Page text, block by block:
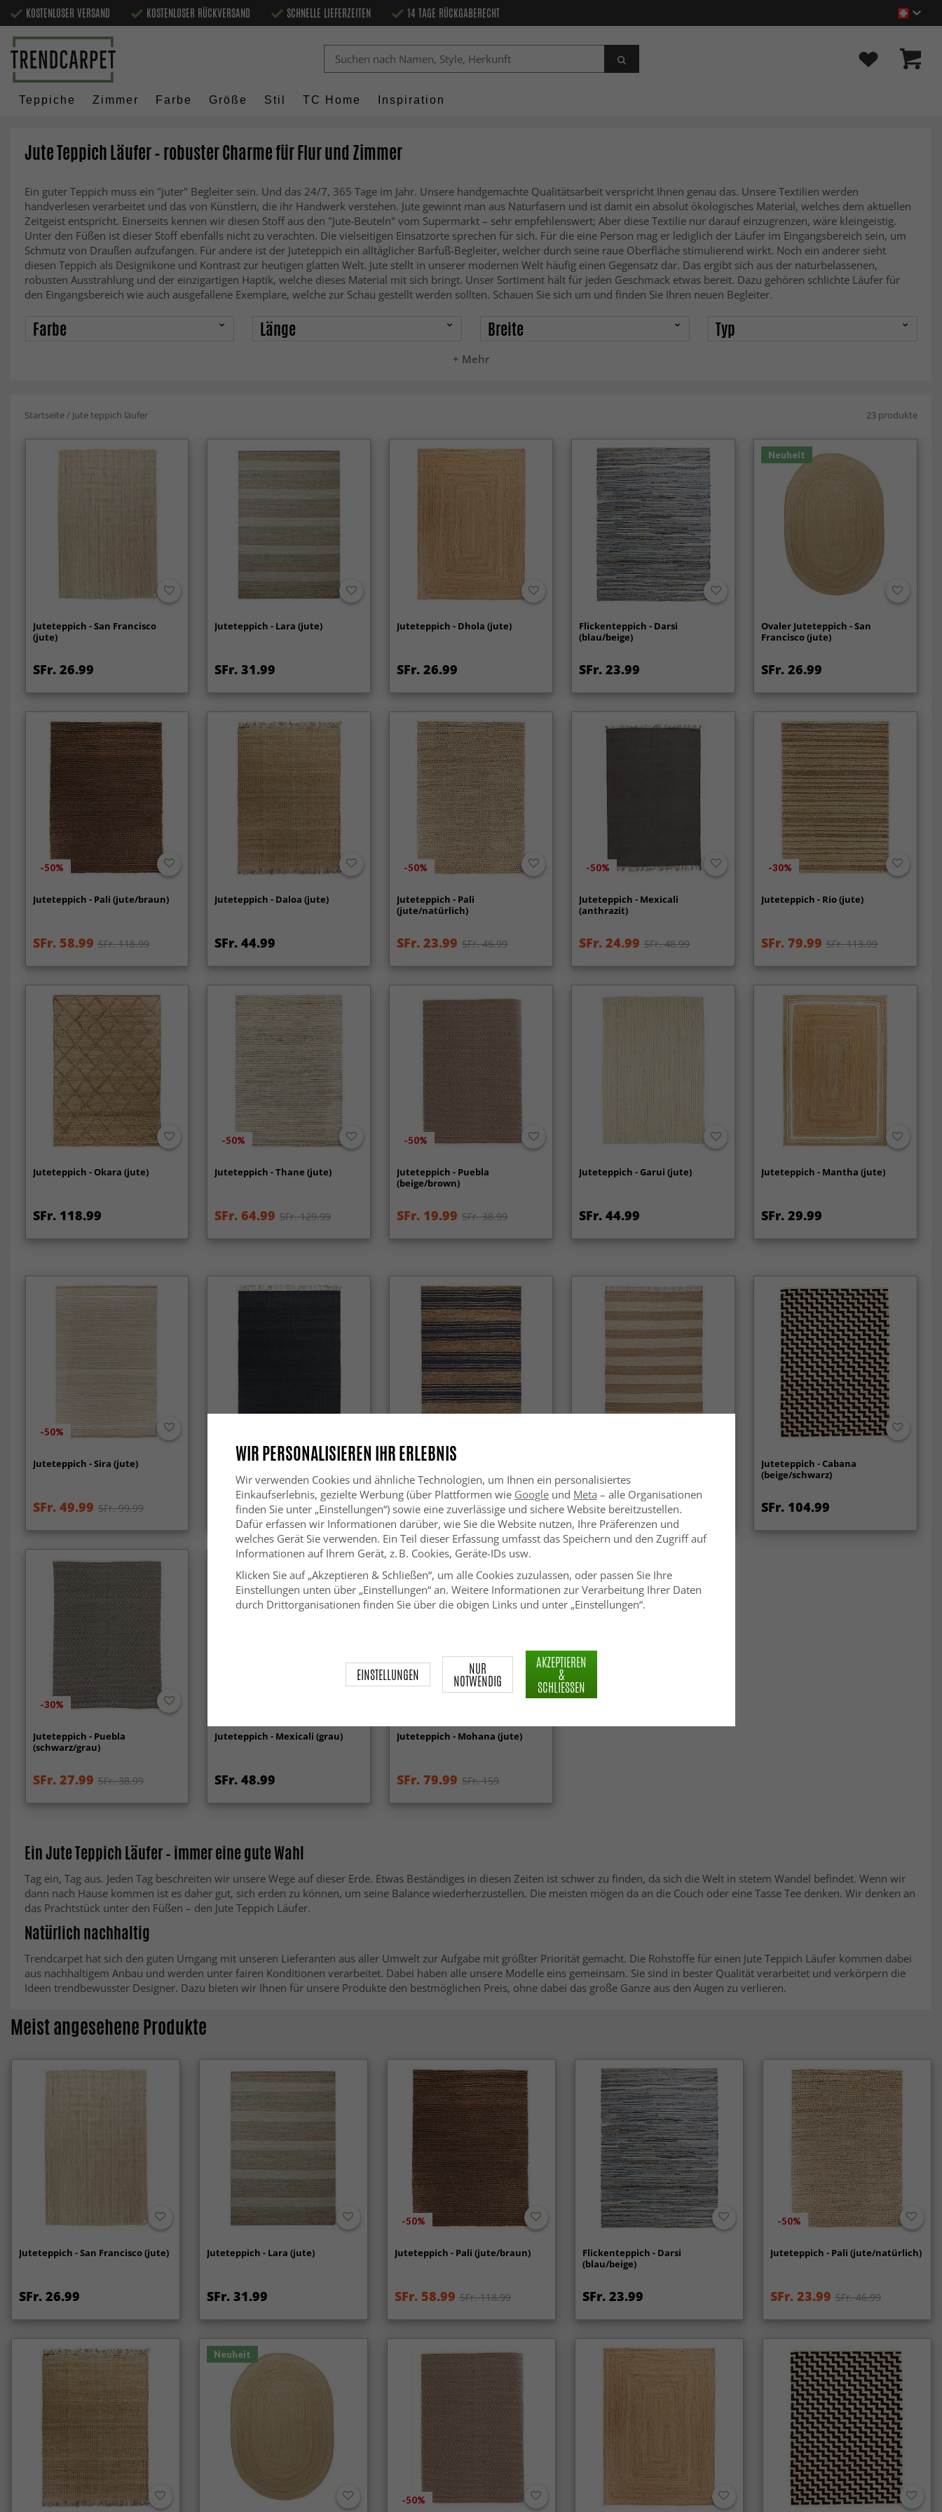
KOSTENLOSER VERSAND KOSTENLOSER RÜCKVERSAND SCHNELLE LIEFERZEITEN 14 TAGE RÜCKGABERECHT
Teppiche Zimmer Farbe Größe Stil TC Home Inspiration
Jute Teppich Läufer – robuster Charme für Flur und Zimmer
Ein guter Teppich muss ein "juter" Begleiter sein. Und das 24/7, 365 Tage im Jahr. Unsere handgemachte Qualitätsarbeit verspricht Ihnen genau das. Unsere Textilien werden
handverlesen verarbeitet und das von Künstlern, die ihr Handwerk verstehen. Jute gewinnt man aus Naturfasern und ist damit ein absolut ökologisches Material, welches dem aktuellen
Zeitgeist entspricht. Einerseits kennen wir diesen Stoff aus den "Jute-Beuteln" vom Supermarkt – sehr empfehlenswert; Aber diese Textilie nur darauf einzugrenzen, wäre kleingeistig.
Unter den Füßen ist dieser Stoff ebenfalls nicht zu verachten. Die vielseitigen Einsatzorte sprechen für sich. Für die eine Person mag er lediglich der Läufer im Eingangsbereich sein, um
Schmutz von Draußen aufzufangen. Für andere ist der Juteteppich ein alltäglicher Barfuß-Begleiter, welcher durch seine raue Oberfläche stimulierend wirkt. Noch ein anderer sieht
diesen Teppich als Designikone und Kontrast zur heutigen glatten Welt. Jute stellt in unserer modernen Welt häufig einen Gegensatz dar. Das ergibt sich aus der naturbelassenen,
robusten Ausstrahlung und der einzigartigen Haptik, welche dieses Material mit sich bringt. Unser Sortiment hält für jeden Geschmack etwas bereit. Dazu gehören schlichte Läufer für
den Eingangsbereich wie auch ausgefallene Exemplare, welche zur Schau gestellt werden sollten. Schauen Sie sich um und finden Sie Ihren neuen Begleiter.
+ Mehr
Farbe Länge Breite Typ
Startseite/ Jute teppich läufer 23 produkte
Juteteppich - San Francisco
(jute)
SFr. 26.99
Juteteppich - Lara (jute)
SFr. 31.99
Juteteppich - Dhola (jute)
SFr. 26.99
Flickenteppich - Darsi
(blau/beige)
SFr. 23.99
Neuheit
Ovaler Juteteppich - San
Francisco (jute)
SFr. 26.99
-50%
Juteteppich - Pali (jute/braun)
SFr. 58.99 SFr. 118.99
Juteteppich - Daloa (jute)
SFr. 44.99
-50%
Juteteppich - Pali
(jute/natürlich)
SFr. 23.99 SFr. 46.99
-50%
Juteteppich - Mexicali
(anthrazit)
SFr. 24.99 SFr. 48.99
-30%
Juteteppich - Rio (jute)
SFr. 79.99 SFr. 113.99
Juteteppich - Okara (jute)
SFr. 118.99
-50%
Juteteppich - Thane (jute)
SFr. 64.99 SFr. 129.99
-50%
Juteteppich - Puebla
(beige/brown)
SFr. 19.99 SFr. 38.99
Juteteppich - Garui (jute)
SFr. 44.99
Juteteppich - Mantha (jute)
SFr. 29.99
-50%
Juteteppich - Sira (jute)
SFr. 49.99 SFr. 99.99
Juteteppich - Nawa
(jute/schwarz)
SFr. 30.99 SFr. 42.99
Juteteppich - Kayes (jute/blau)
SFr. 219 SFr. 74.99 SFr. 106.99
Juteteppich - Cabana
(beige/schwarz)
SFr. 104.99
-30%
Juteteppich - Puebla
(schwarz/grau)
SFr. 27.99 SFr. 38.99
Juteteppich - Mexicali (grau)
SFr. 48.99
Juteteppich - Mohana (jute)
SFr. 79.99 SFr. 159
Ein Jute Teppich Läufer – immer eine gute Wahl
Tag ein, Tag aus. Jeden Tag beschreiten wir unsere Wege auf dieser Erde. Etwas Beständiges in diesen Zeiten ist schwer zu finden, da sich die Welt in stetem Wandel befindet. Wenn wir
dann nach Hause kommen ist es daher gut, sich erden zu können, um seine Balance wiederherzustellen. Die meisten mögen da an die Couch oder eine Tasse Tee denken. Wir denken an
das Prachtstück unter den Füßen – den Jute Teppich Läufer.
Natürlich nachhaltig
Trendcarpet hat sich den guten Umgang mit unseren Lieferanten aus aller Umwelt zur Aufgabe mit größter Priorität gemacht. Die Rohstoffe für einen Jute Teppich Läufer kommen dabei
aus nachhaltigem Anbau und werden unter fairen Konditionen verarbeitet. Dabei haben alle unsere Modelle eins gemeinsam. Sie sind in bester Qualität verarbeitet und verkörpern die
Ideen trendbewusster Designer. Dazu bieten wir Ihnen für unsere Produkte den bestmöglichen Preis, ohne dabei das große Ganze aus den Augen zu verlieren.
Meist angesehene Produkte
Juteteppich - San Francisco (jute)
SFr. 26.99
Juteteppich - Lara (jute)
SFr. 31.99
-50%
Juteteppich - Pali (jute/braun)
SFr. 58.99 SFr. 118.99
Flickenteppich - Darsi
(blau/beige)
SFr. 23.99
-50%
Juteteppich - Pali (jute/natürlich)
SFr. 23.99 SFr. 46.99
Neuheit
-50%
WIR PERSONALISIEREN IHR ERLEBNIS
Wir verwenden Cookies und ähnliche Technologien, um Ihnen ein personalisiertes
Einkaufserlebnis, gezielte Werbung (über Plattformen wie Googleund Meta – alle Organisationen
finden Sie unter „Einstellungen“) sowie eine zuverlässige und sichere Website bereitzustellen.
Dafür erfassen wir Informationen darüber, wie Sie die Website nutzen, Ihre Präferenzen und
welches Gerät Sie verwenden. Ein Teil dieser Erfassung umfasst das Speichern und den Zugriff auf
Informationen auf Ihrem Gerät, z. B. Cookies, Geräte-IDs usw.
Klicken Sie auf „Akzeptieren & Schließen“, um alle Cookies zuzulassen, oder passen Sie Ihre
Einstellungen unten über „Einstellungen“ an. Weitere Informationen zur Verarbeitung Ihrer Daten
durch Drittorganisationen finden Sie über die obigen Links und unter „Einstellungen“.
EINSTELLUNGEN NUR
NOTWENDIG
AKZEPTIEREN
&
SCHLIESSEN